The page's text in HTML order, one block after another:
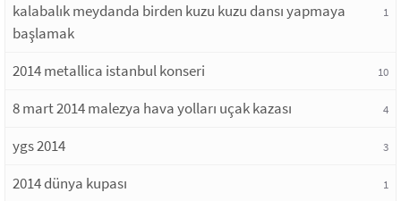
kalabalık meydanda birden kuzu kuzu dansı yapmaya
başlamak
1
2014 metallica istanbul konseri 10
8 mart 2014 malezya hava yolları uçak kazası 4
ygs 2014 3
2014 dünya kupası 1